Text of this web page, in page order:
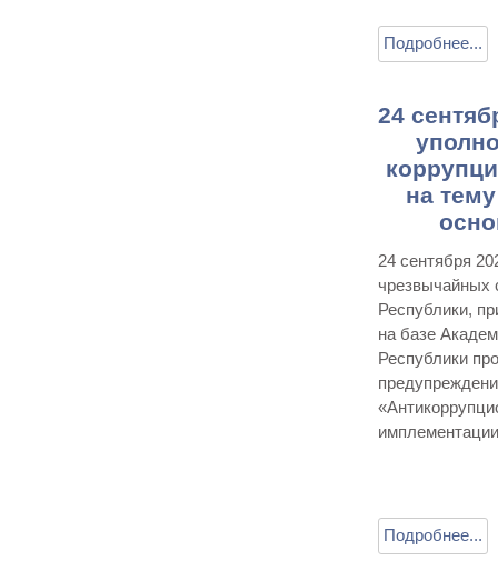
Подробнее...
24
на
24 сентября
чрезвычайных
Республики,
на базе
Республики
Подробнее...